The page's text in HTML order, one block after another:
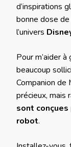
d’inspirations
bonne dose
l’univers
Pour m’aider
beaucoup
Companion de
précieux, mais
sont
robot.